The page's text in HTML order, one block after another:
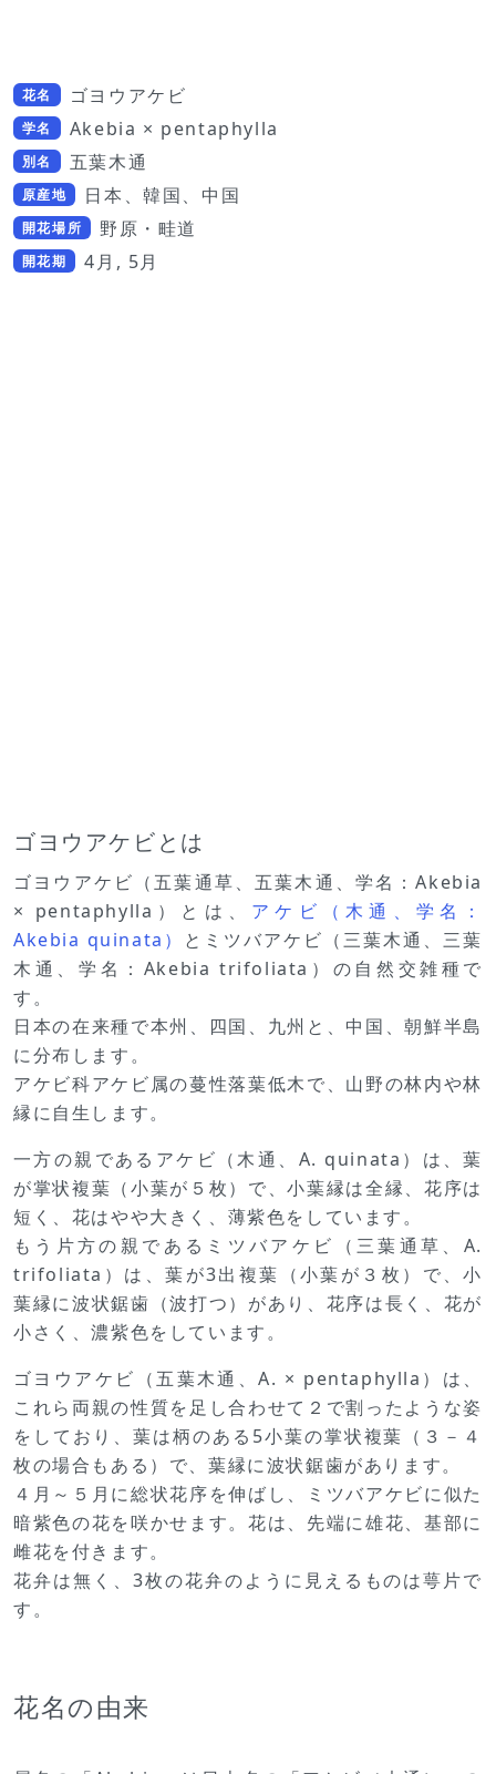
花名 ゴヨウアケビ
学名 Akebia × pentaphylla
別名 五葉木通
原産地 日本、韓国、中国
開花場所 野原・畦道
開花期 4月, 5月
ゴヨウアケビとは
ゴヨウアケビ（五葉通草、五葉木通、学名：Akebia
× pentaphylla）とは、 アケビ（木通、学名：
Akebia quinata） とミツバアケビ（三葉木通、三葉
木通、学名：Akebia trifoliata）の自然交雑種で
す。
日本の在来種で本州、四国、九州と、中国、朝鮮半島
に分布します。
アケビ科アケビ属の蔓性落葉低木で、山野の林内や林
縁に自生します。
一方の親であるアケビ（木通、A. quinata）は、葉
が掌状複葉（小葉が５枚）で、小葉縁は全縁、花序は
短く、花はやや大きく、薄紫色をしています。
もう片方の親であるミツバアケビ（三葉通草、A.
trifoliata）は、葉が3出複葉（小葉が３枚）で、小
葉縁に波状鋸歯（波打つ）があり、花序は長く、花が
小さく、濃紫色をしています。
ゴヨウアケビ（五葉木通、A. × pentaphylla）は、
これら両親の性質を足し合わせて２で割ったような姿
をしており、葉は柄のある5小葉の掌状複葉（３－４
枚の場合もある）で、葉縁に波状鋸歯があります。
４月～５月に総状花序を伸ばし、ミツバアケビに似た
暗紫色の花を咲かせます。花は、先端に雄花、基部に
雌花を付きます。
花弁は無く、3枚の花弁のように見えるものは萼片で
す。
花名の由来